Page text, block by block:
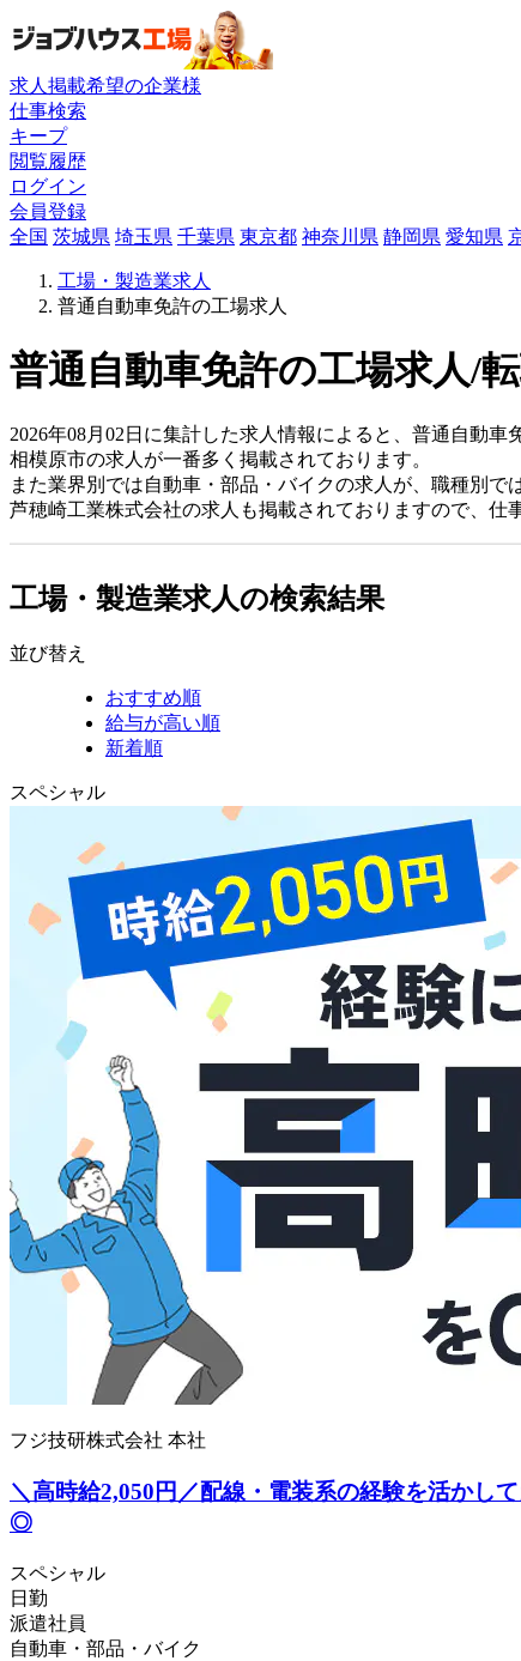
求人掲載希望の企業様
仕事検索
キープ
閲覧履歴
ログイン
会員登録
全国 茨城県 埼玉県 千葉県 東京都 神奈川県 静岡県 愛知県
工場・製造業求人
普通自動車免許の工場求人
普通自動車免許の工場求人/
2026年08月02日に集計した求人情報によると、普通自動車
相模原市の求人が一番多く掲載されております。
また業界別では自動車・部品・バイクの求人が、職種別で
芦穂崎工業株式会社の求人も掲載されておりますので、仕
工場・製造業求人の検索結果
並び替え
おすすめ順
給与が高い順
新着順
スペシャル
フジ技研株式会社 本社
＼高時給2,050円／配線・電装系の経験を活かし
◎
スペシャル
日勤
派遣社員
自動車・部品・バイク